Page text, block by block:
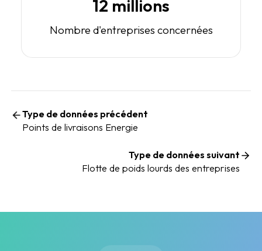
12 millions
Nombre d'entreprises concernées
Type de données précédent
Points de livraisons Energie
Type de données suivant
Flotte de poids lourds des entreprises